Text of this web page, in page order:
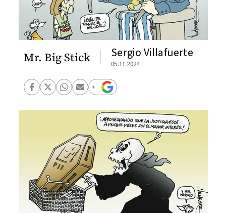
Mr. Big Stick Sergio Villafuerte
05.11.2024